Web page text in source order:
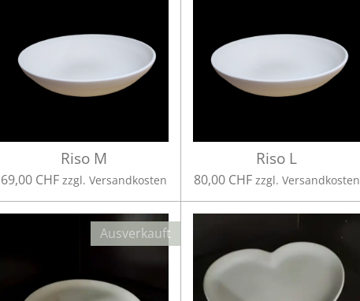
Riso M
69,00 CHF zzgl. Versandkosten
Riso L
80,00 CHF zzgl. Versandkosten
Ausverkauft